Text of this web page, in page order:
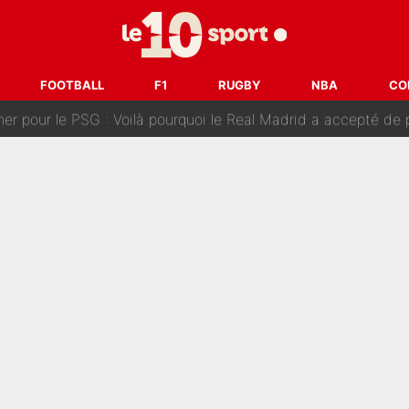
FOOTBALL F1 RUGBY NBA
transfert à l'OM, Quinten Timber raconte ses doutes
le transfert de Max Verstappen qui pourrait «faire des
le PSG : Voilà pourquoi le Real Madrid a accepté de payer la somme